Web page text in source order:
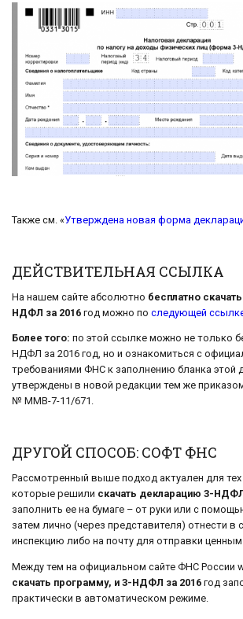
Также см. «Утверждена новая форма
ДЕЙСТВИТЕЛЬНАЯ ССЫЛКА
На нашем сайте абсолютно бесплатно
НДФЛ за 2016 год можно по следующей
Более того: по этой ссылке можно не только
НДФЛ за 2016 год, но и ознакомиться с
требованиями ФНС к заполнению бланка этой
утверждены в новой редакции тем же
№ ММВ-7-11/671.
ДРУГОЙ СПОСОБ: СОФТ ФНС
Рассмотренный выше подход актуален для тех
которые решили скачать декларацию 3-
заполнить ее на бумаге – от руки или с
затем лично (через представителя) отнести
инспекцию либо на почту для отправки
Между тем на официальном сайте ФНС России
скачать программу, и 3-НДФЛ за 2016 год
практически в автоматическом режиме.